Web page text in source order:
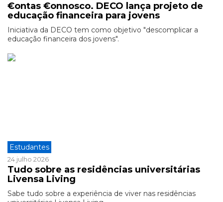
€ontas €onnosco. DECO lança projeto de
educação financeira para jovens
Iniciativa da DECO tem como objetivo "descomplicar a
educação financeira dos jovens".
Estudantes
24 julho 2026
Tudo sobre as residências universitárias
Livensa Living
Sabe tudo sobre a experiência de viver nas residências